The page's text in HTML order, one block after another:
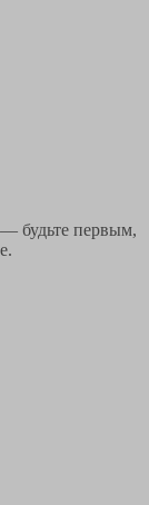
будьте первым,